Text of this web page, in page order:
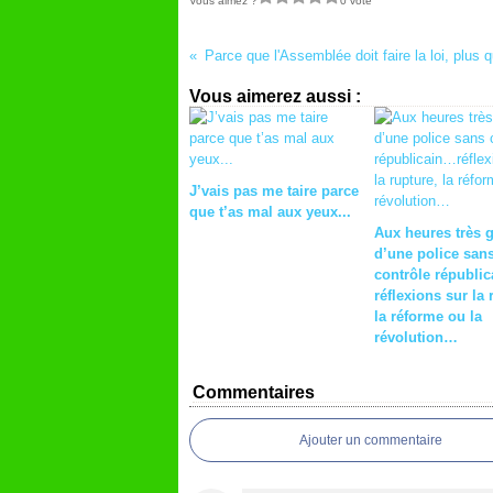
Vous aimerez aussi :
J’vais pas me taire parce
que t’as mal aux yeux...
Aux heures très
d’une police
contrôle
réflexions sur la
la réforme ou la
révolution…
Commentaires
Ajouter un commentaire